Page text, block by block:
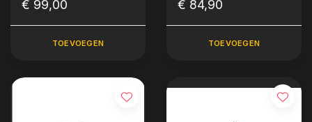
Peper Olijfhout /
€ 99,00
TOEVOEGEN
€ 84,90
TOEVOEGEN